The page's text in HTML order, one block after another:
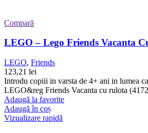
Compară
LEGO – Lego Friends Vacanta
LEGO, Friends
123,21 lei
Introdu copiii in varsta de 4+ ani in lumea
LEGO&reg Friends Vacanta cu rulota
Adaugă la favorite
Adaugă în coș
Vizualizare rapidă